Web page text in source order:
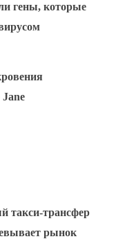
гены, которые
Jane
такси-трансфер
рынок